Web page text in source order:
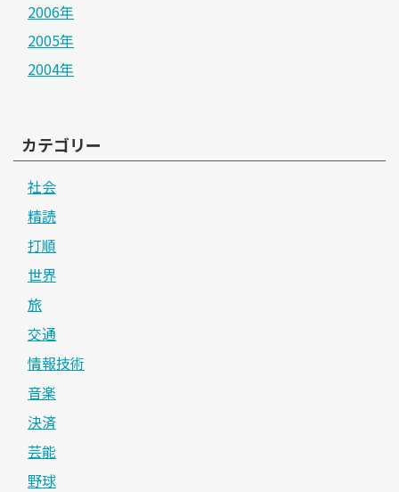
2006年
2005年
2004年
カテゴリー
社会
精読
打順
世界
旅
交通
情報技術
音楽
決済
芸能
野球